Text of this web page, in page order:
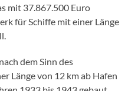
mit 37.867.500 Euro
für Schiffe mit einer Länge
dem Sinn des
Länge von 12 km ab Hafen